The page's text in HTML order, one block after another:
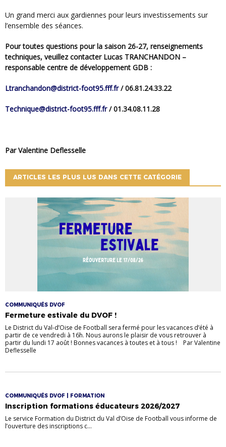
Un grand merci aux gardiennes pour leurs investissements sur
l’ensemble des séances.
Pour toutes questions pour la saison 26-27, renseignements
techniques, veuillez contacter Lucas TRANCHANDON –
responsable centre de développement GDB :
ltranchandon@district-foot95.fff.fr/ 06.81.24.33.22
technique@district-foot95.fff.fr/ 01.34.08.11.28
Par Valentine Deflesselle
ARTICLES LES PLUS LUS DANS CETTE CATÉGORIE
COMMUNIQUÉS DVOF
Fermeture estivale du DVOF !
Le District du Val-d’Oise de Football sera fermé pour les vacances d’été à
partir de ce vendredi à 16h. Nous aurons le plaisir de vous retrouver à
partir du lundi 17 août ! Bonnes vacances à toutes et à tous ! Par Valentine
Deflesselle
COMMUNIQUÉS DVOF | FORMATION
Inscription formations éducateurs 2026/2027
Le service Formation du District du Val d’Oise de Football vous informe de
l’ouverture des inscriptions c...